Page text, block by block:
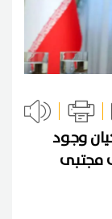
وجود
مجتبى